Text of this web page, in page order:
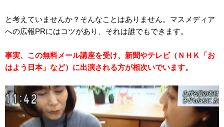
と考えていませんか？そんなことはありません。マスメディア
への広報PRにはコツがあり、それは誰でもできます。
事実、この無料メール講座を受け、新聞やテレビ（ＮＨＫ「お
はよう日本」など）に出演される方が相次いでいます。